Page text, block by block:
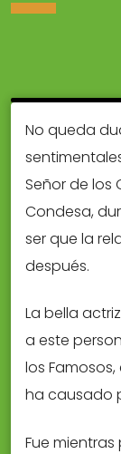
No queda
Señor de los
Condesa,
ser que la
después.
La bella
a este
los
ha causado
Fue